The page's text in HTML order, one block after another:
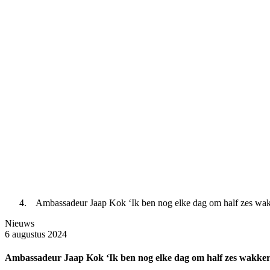
Ambassadeur Jaap Kok ‘Ik ben nog elke dag om half zes
Nieuws
6 augustus 2024
Ambassadeur Jaap Kok ‘Ik ben nog elke dag om half zes